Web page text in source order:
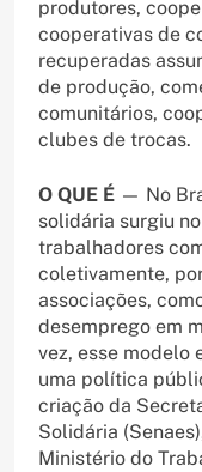
produtores,
cooperativas de
recuperadas
de produção,
comunitários,
clubes de trocas.
O QUE É — No
solidária surgiu
trabalhadores
coletivamente,
associações,
desemprego em
vez, esse modelo
uma política
criação da
Solidária
Ministério do